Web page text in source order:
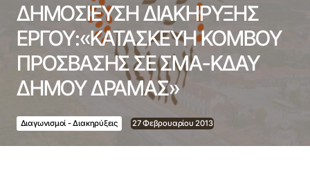
ΔΗΜΟΣΙΕΥΣΗ ΔΙΑΚΗΡΥΞΗΣ
ΕΡΓΟΥ:«ΚΑΤΑΣΚΕΥΗ ΚΟΜΒΟΥ
ΠΡΟΣΒΑΣΗΣ ΣΕ ΣΜΑ-ΚΔΑΥ
ΔΗΜΟΥ ΔΡΑΜΑΣ»
Διαγωνισμοί - Διακηρύξεις 27 Φεβρουαρίου 2013